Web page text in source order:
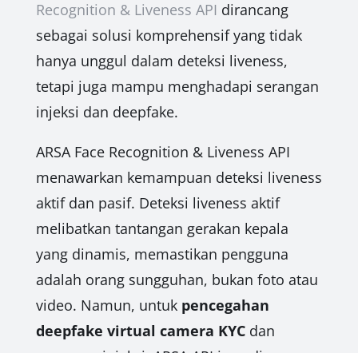
Recognition & Liveness API dirancang
sebagai solusi komprehensif yang tidak
hanya unggul dalam deteksi liveness,
tetapi juga mampu menghadapi serangan
injeksi dan deepfake.
ARSA Face Recognition & Liveness API
menawarkan kemampuan deteksi liveness
aktif dan pasif. Deteksi liveness aktif
melibatkan tantangan gerakan kepala
yang dinamis, memastikan pengguna
adalah orang sungguhan, bukan foto atau
video. Namun, untuk pencegahan
deepfake virtual camera KYCdan